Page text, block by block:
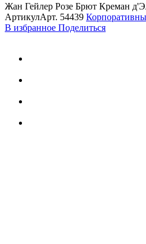
Жан Гейлер Розе Брют Креман
АртикулАрт. 54439
В избранное Поделиться